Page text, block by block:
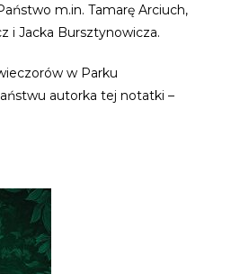
m.in. Tamarę Arciuch,
i Jacka Bursztynowicza.
w Parku
autorka tej notatki –